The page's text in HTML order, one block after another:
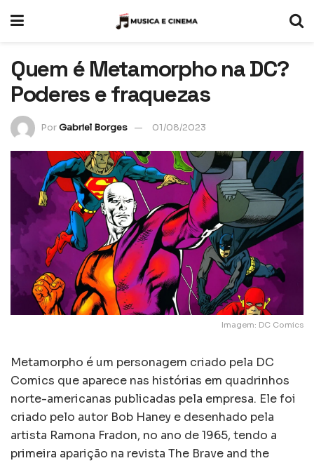
Quem é Metamorpho na DC?
Poderes e fraquezas
PorGabriel Borges 01/08/2023
Imagem: DC Comics
Metamorpho é um personagem criado pela DC
Comics que aparece nas histórias em quadrinhos
norte-americanas publicadas pela empresa. Ele foi
criado pelo autor Bob Haney e desenhado pela
artista Ramona Fradon, no ano de 1965, tendo a
primeira aparição na revista The Brave and the